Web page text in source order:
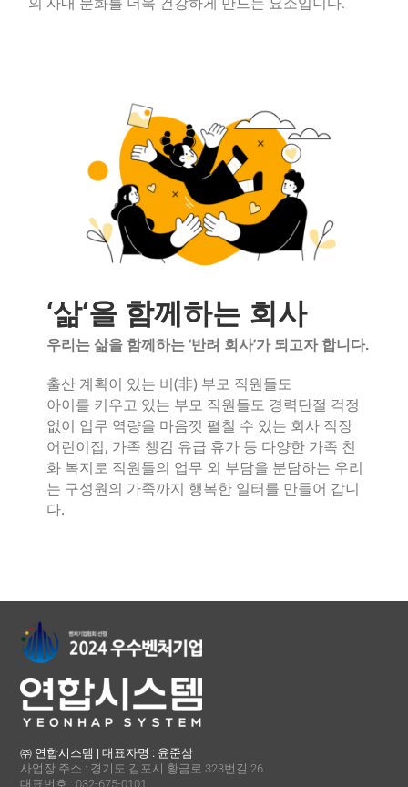
의 사내 문화를 더욱 건강하게 만드는 요소입니다.
‘삶‘을 함께하는 회사
우리는 삶을 함께하는 ‘반려 회사’가 되고자 합니다.
출산 계획이 있는 비(非) 부모 직원들도
아이를 키우고 있는 부모 직원들도 경력단절 걱정
없이 업무 역량을 마음껏 펼칠 수 있는 회사 직장
어린이집, 가족 챙김 유급 휴가 등 다양한 가족 친
화 복지로 직원들의 업무 외 부담을 분담하는 우리
는 구성원의 가족까지 행복한 일터를 만들어 갑니
다.
㈜ 연합시스템 | 대표자명 : 윤준삼
사업장 주소 : 경기도 김포시 황금로 323번길 26
대표번호 : 032-675-0101